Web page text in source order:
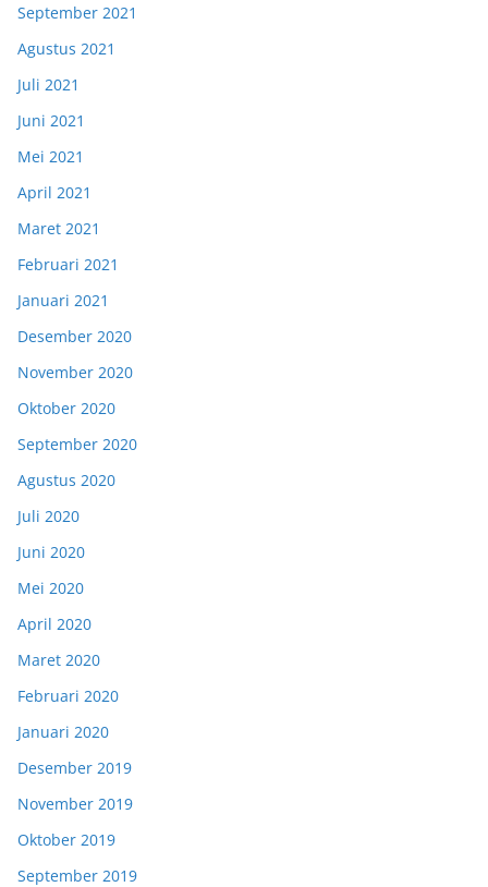
September 2021
Agustus 2021
Juli 2021
Juni 2021
Mei 2021
April 2021
Maret 2021
Februari 2021
Januari 2021
Desember 2020
November 2020
Oktober 2020
September 2020
Agustus 2020
Juli 2020
Juni 2020
Mei 2020
April 2020
Maret 2020
Februari 2020
Januari 2020
Desember 2019
November 2019
Oktober 2019
September 2019